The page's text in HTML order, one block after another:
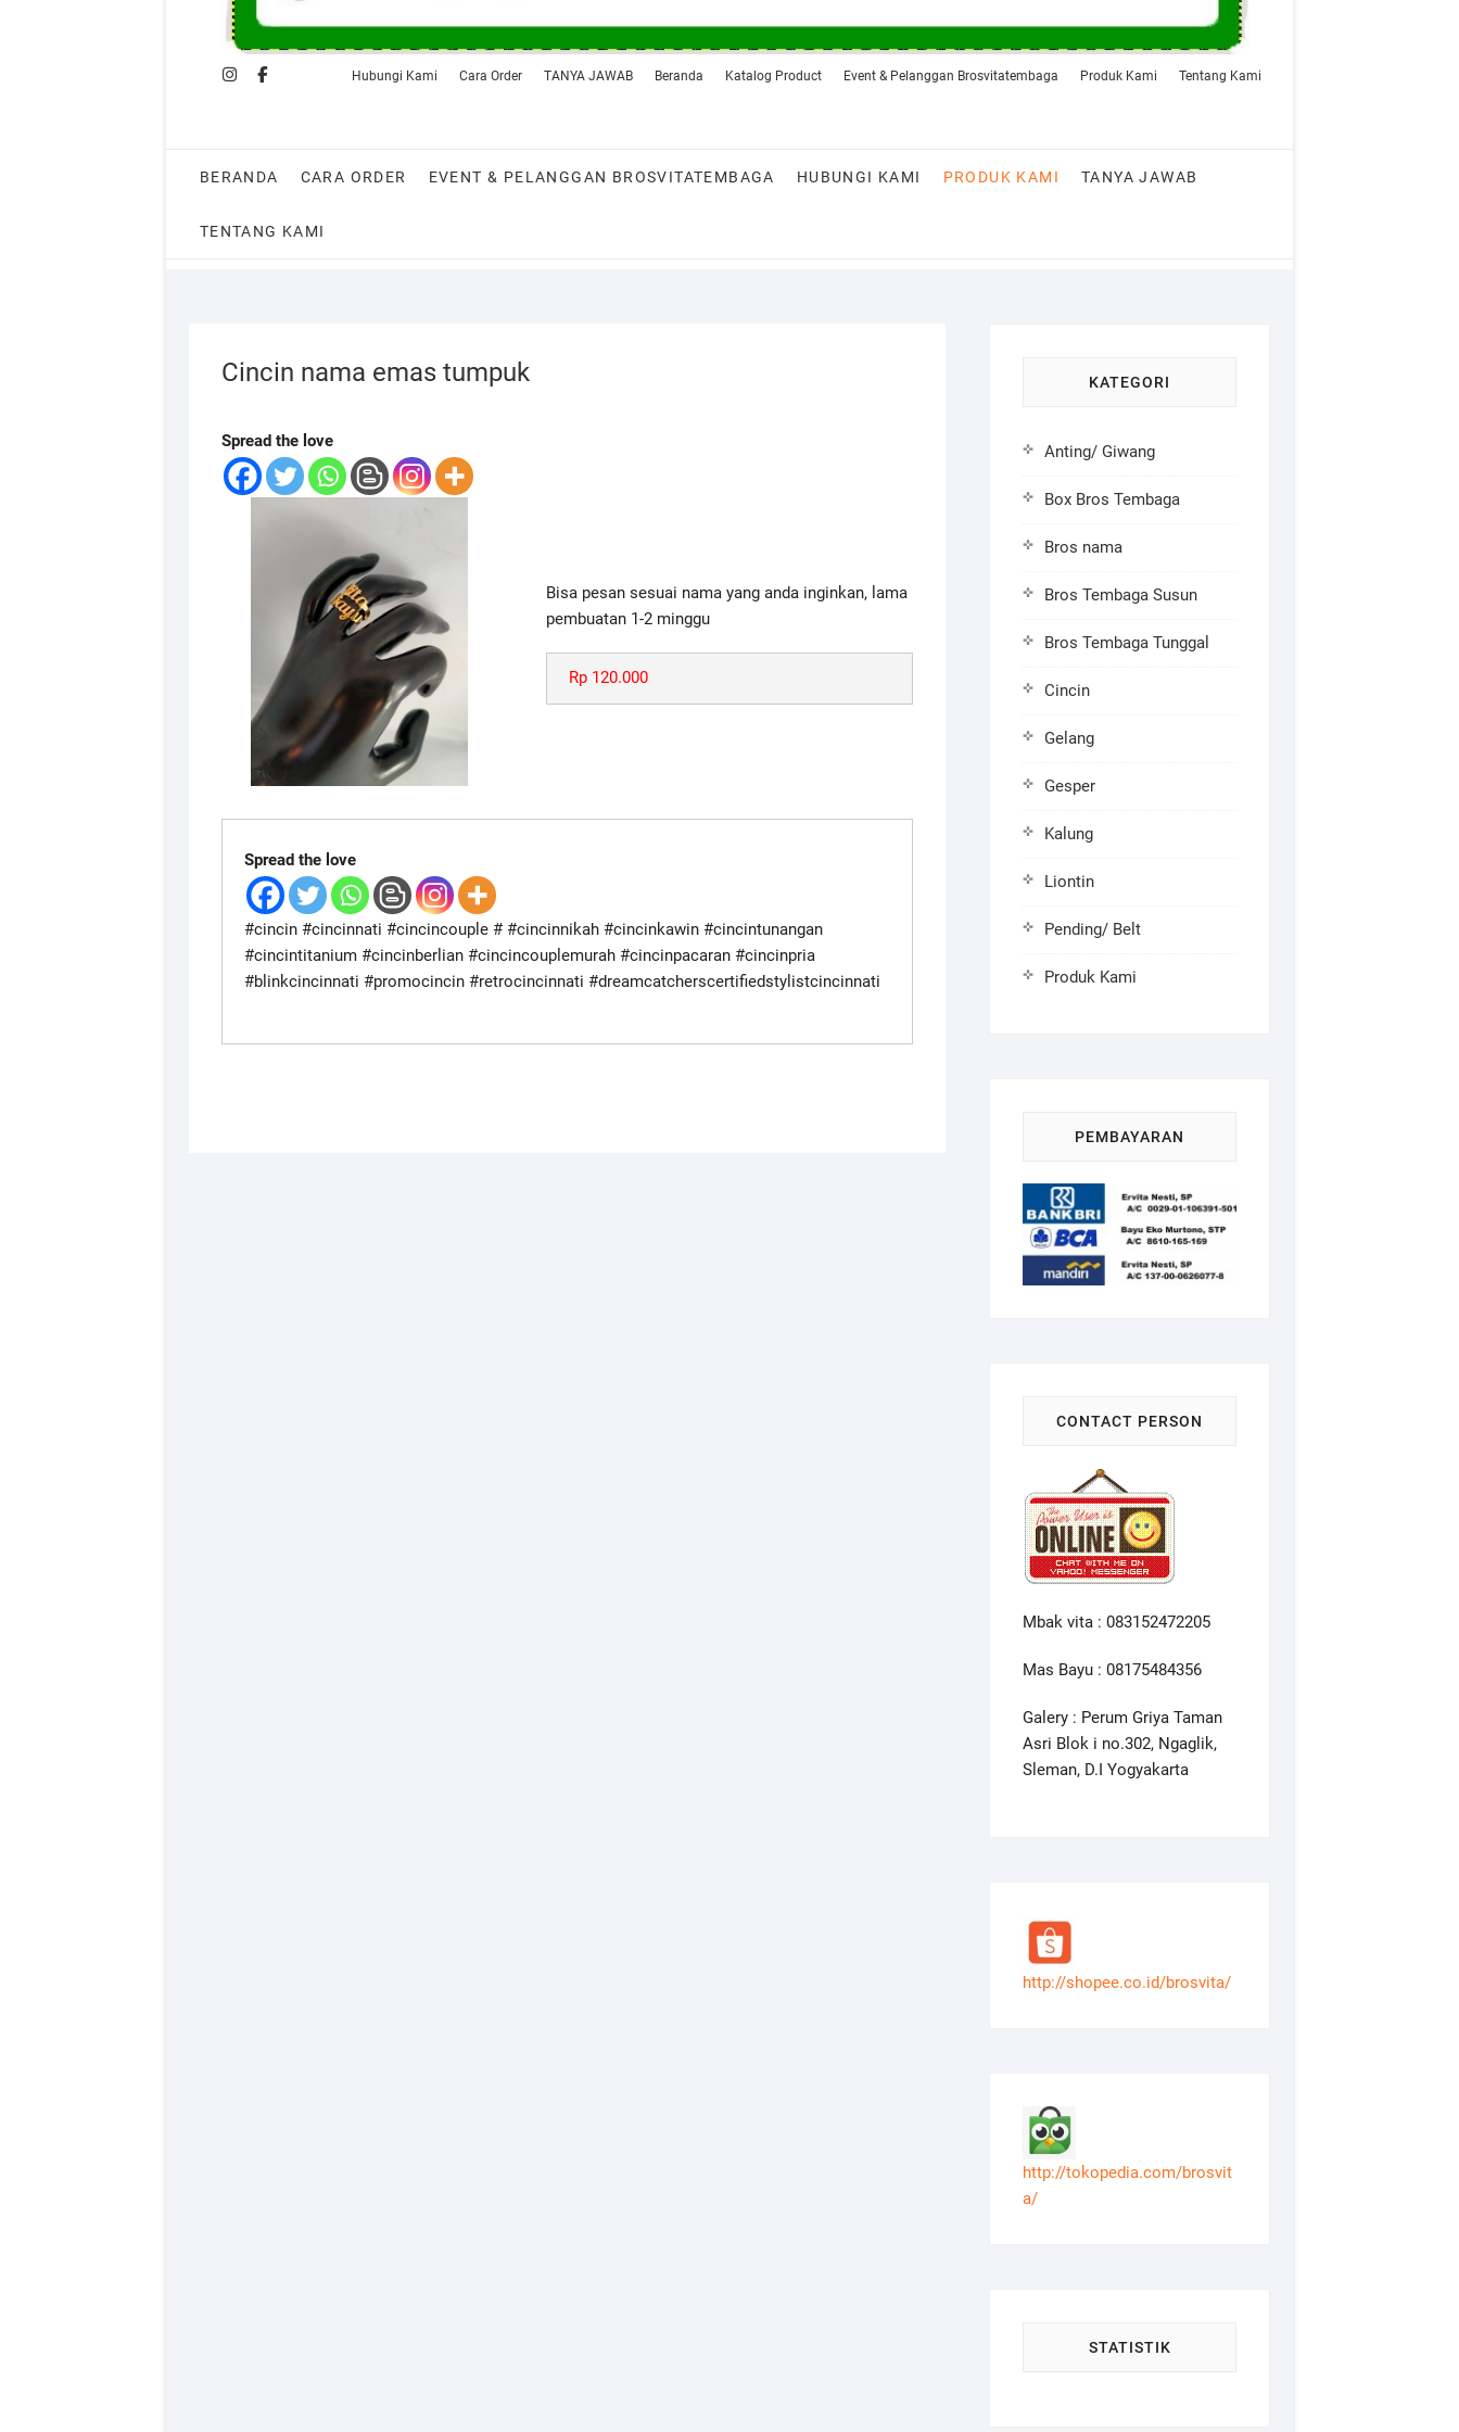
Instagram
Facebook
shopee
WhastappHubungi Kami Cara Order TANYA JAWAB Beranda Katalog Product Event & Pelanggan Brosvitatembaga Produk Kami Tentang Kami
BERANDA CARA ORDER EVENT & PELANGGAN BROSVITATEMBAGA HUBUNGI KAMI PRODUK KAMI TANYA JAWAB
TENTANG KAMI
Cincin nama emas tumpuk
Spread the love
Bisa pesan sesuai nama yang anda inginkan, lama
pembuatan 1-2 minggu
Rp 120.000
Spread the love
#cincin #cincinnati #cincincouple # #cincinnikah #cincinkawin #cincintunangan
#cincintitanium #cincinberlian #cincincouplemurah #cincinpacaran #cincinpria
#blinkcincinnati #promocincin #retrocincinnati #dreamcatcherscertifiedstylistcincinnati
KATEGORI
Anting/ Giwang
Box Bros Tembaga
Bros nama
Bros Tembaga Susun
Bros Tembaga Tunggal
Cincin
Gelang
Gesper
Kalung
Liontin
Pending/ Belt
Produk Kami
PEMBAYARAN
CONTACT PERSON
Mbak vita : 083152472205
Mas Bayu : 08175484356
Galery : Perum Griya Taman
Asri Blok i no.302, Ngaglik,
Sleman, D.I Yogyakarta
http://shopee.co.id/brosvita/
http://tokopedia.com/brosvit
a/
STATISTIK